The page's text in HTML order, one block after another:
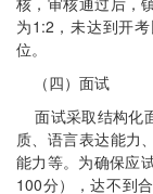
为1:2，未达到开
位。
（四）面试
面试采取结构化
质、语言表达能力
能力等。为确保应
100分），达不到